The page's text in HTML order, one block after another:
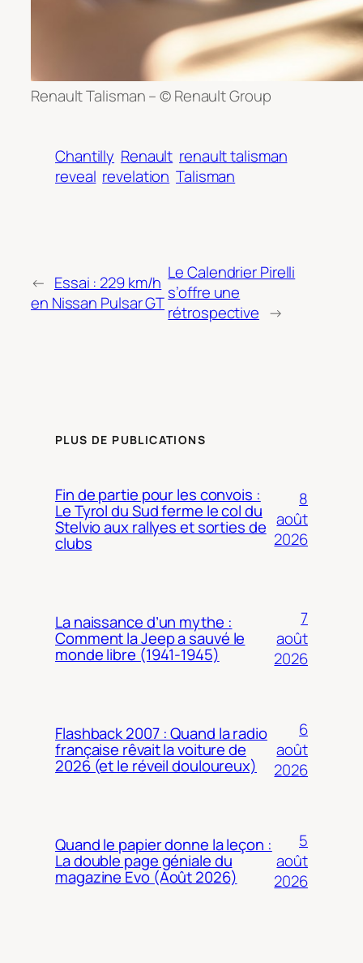
Renault Talisman – © Renault Group
Chantilly Renault renault talisman
reveal revelation Talisman
← Essai : 229 km/h
en Nissan Pulsar GT
Le Calendrier Pirelli
s’offre une
rétrospective →
PLUS DE PUBLICATIONS
Fin de partie pour les convois :
Le Tyrol du Sud ferme le col du
Stelvio aux rallyes et sorties de
clubs
8
août
2026
La naissance d’un mythe :
Comment la Jeep a sauvé le
monde libre (1941-1945)
7
août
2026
Flashback 2007 : Quand la radio
française rêvait la voiture de
2026 (et le réveil douloureux)
6
août
2026
Quand le papier donne la leçon :
La double page géniale du
magazine Evo (Août 2026)
5
août
2026